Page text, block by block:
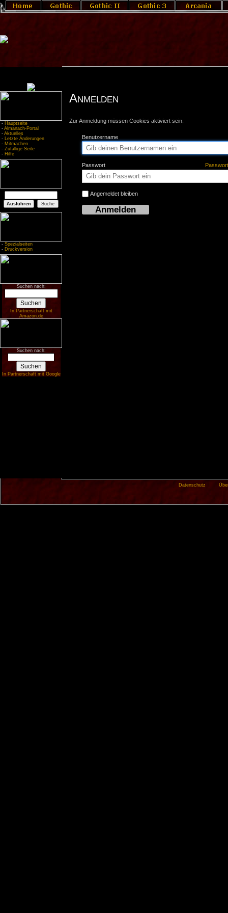
- Hauptseite
- Almanach-Portal
- Aktuelles
- Letzte Änderungen
- Mitmachen
- Zufällige Seite
- Hilfe
- Spezialseiten
- Druckversion
Suchen nach:
In Partnerschaft mit
Amazon.de
Suchen nach:
In Partnerschaft mit Google
Anmelden
Zur Anmeldung müssen Cookies aktiviert sein.
Benutzername
Passwort
Angemeldet bleiben
Datenschutz